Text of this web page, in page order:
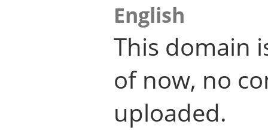
English
This domain
of now, no
uploaded.